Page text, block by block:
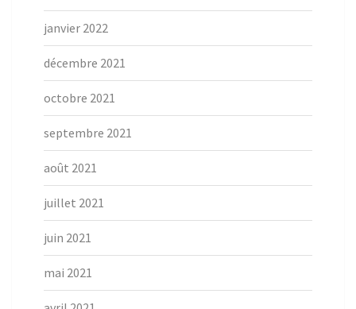
janvier 2022
décembre 2021
octobre 2021
septembre 2021
août 2021
juillet 2021
juin 2021
mai 2021